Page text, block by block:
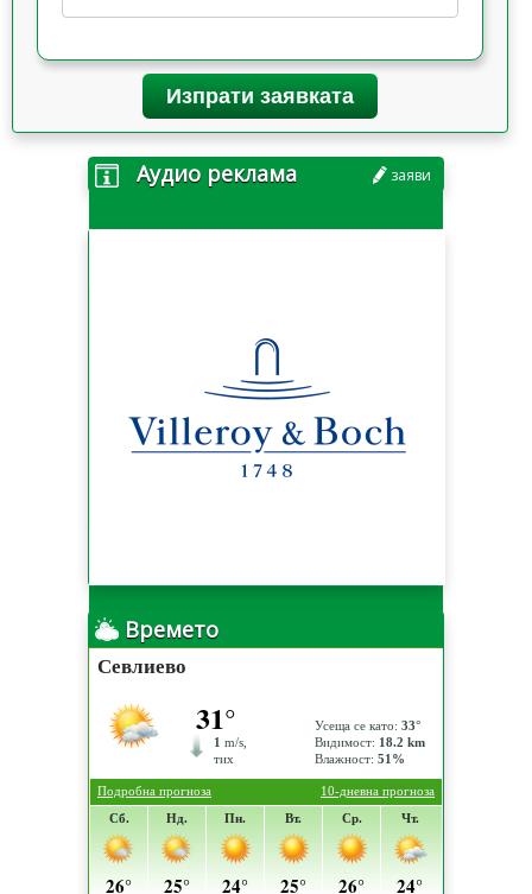
Изпрати заявката
Аудио реклама заяви
Времето